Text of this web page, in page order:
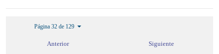
Página 32 de 129
Anterior Siguiente